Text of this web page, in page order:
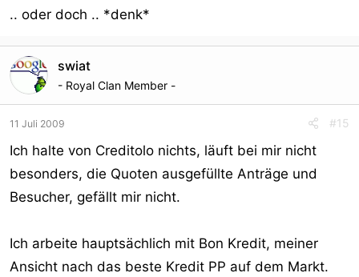
.. oder doch .. *denk*
swiat
- Royal Clan Member -
11 Juli 2009 #15
Ich halte von Creditolo nichts, läuft bei mir nicht
besonders, die Quoten ausgefüllte Anträge und
Besucher, gefällt mir nicht.
Ich arbeite hauptsächlich mit Bon Kredit, meiner
Ansicht nach das beste Kredit PP auf dem Markt.